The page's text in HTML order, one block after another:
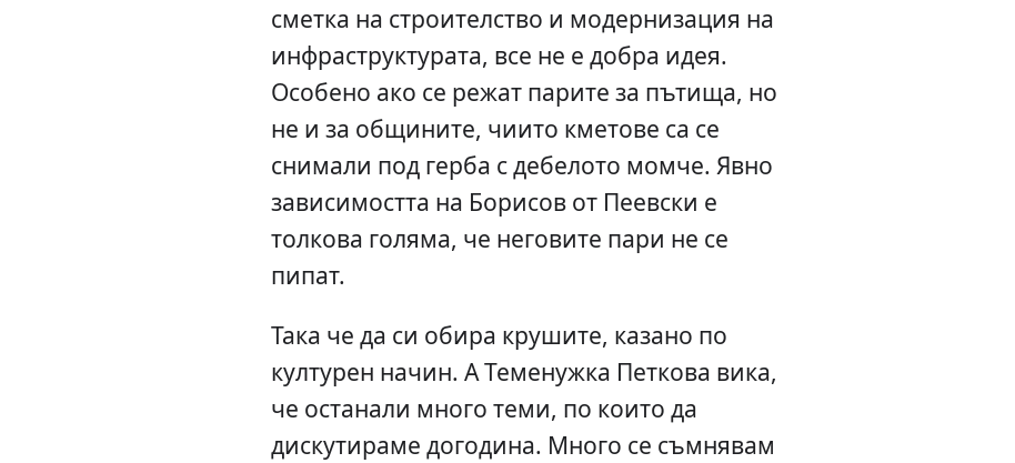
сметка на строителство и модернизация на
инфраструктурата, все не е добра идея.
Особено ако се режат парите за пътища, но
не и за общините, чиито кметове са се
снимали под герба с дебелото момче. Явно
зависимостта на Борисов от Пеевски е
толкова голяма, че неговите пари не се
пипат.
Така че да си обира крушите, казано по
културен начин. А Теменужка Петкова вика,
че останали много теми, по които да
дискутираме догодина. Много се съмнявам